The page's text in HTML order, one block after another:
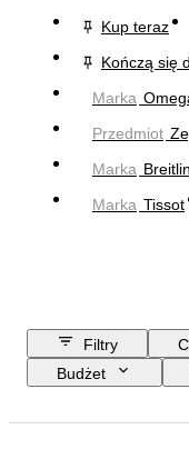
Kup teraz
Kończą się
Marka
Przedmiot
Marka
Marka Tissot
Filtry
Budżet